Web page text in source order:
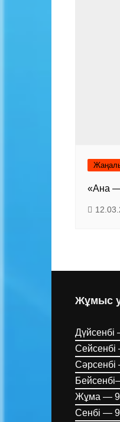
«Ана
Жұмыс
Сейсенбі
Сәрсенбі
Жұма —
Сенбі —